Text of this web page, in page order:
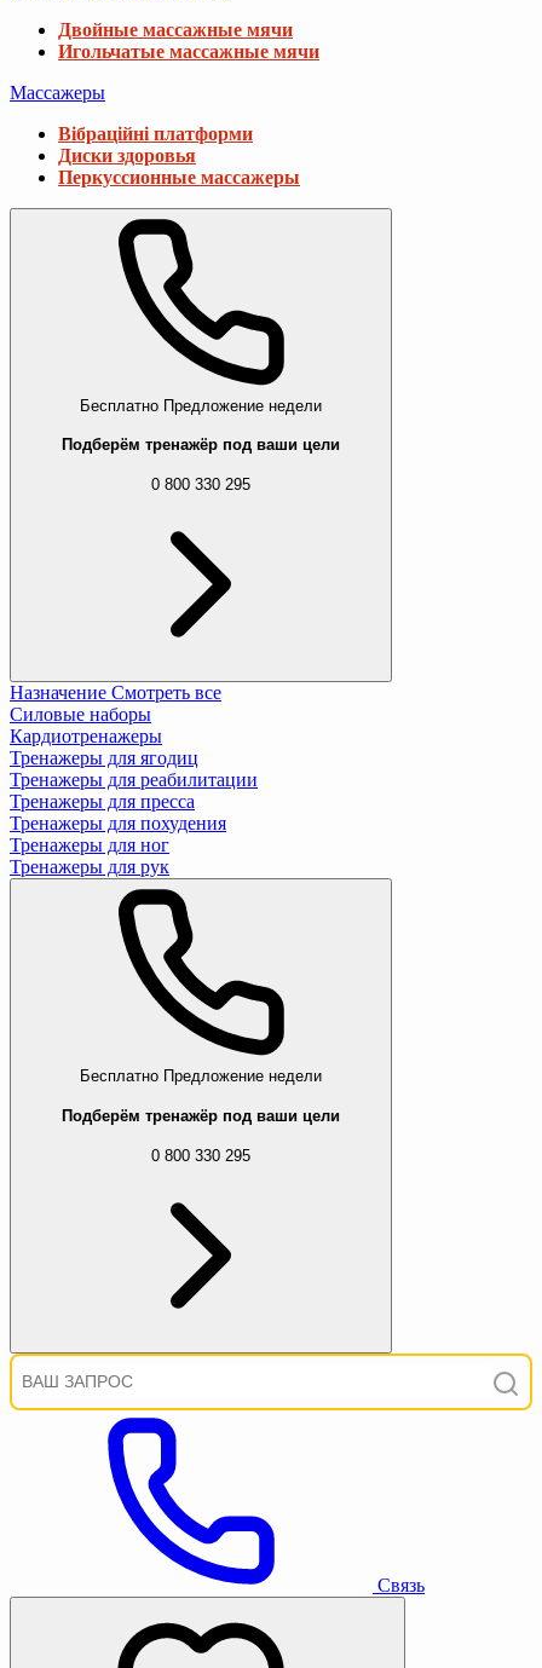
Двойные массажные мячи
Игольчатые массажные мячи
Массажеры
Вібраційні платформи
Диски здоровья
Перкуссионные массажеры
Бесплатно Предложение недели
Подберём тренажёр под ваши цели
0 800 330 295
Назначение Смотреть все
Силовые наборы
Кардиотренажеры
Тренажеры для ягодиц
Тренажеры для реабилитации
Тренажеры для пресса
Тренажеры для похудения
Тренажеры для ног
Тренажеры для рук
Бесплатно Предложение недели
Подберём тренажёр под ваши цели
0 800 330 295
Связь